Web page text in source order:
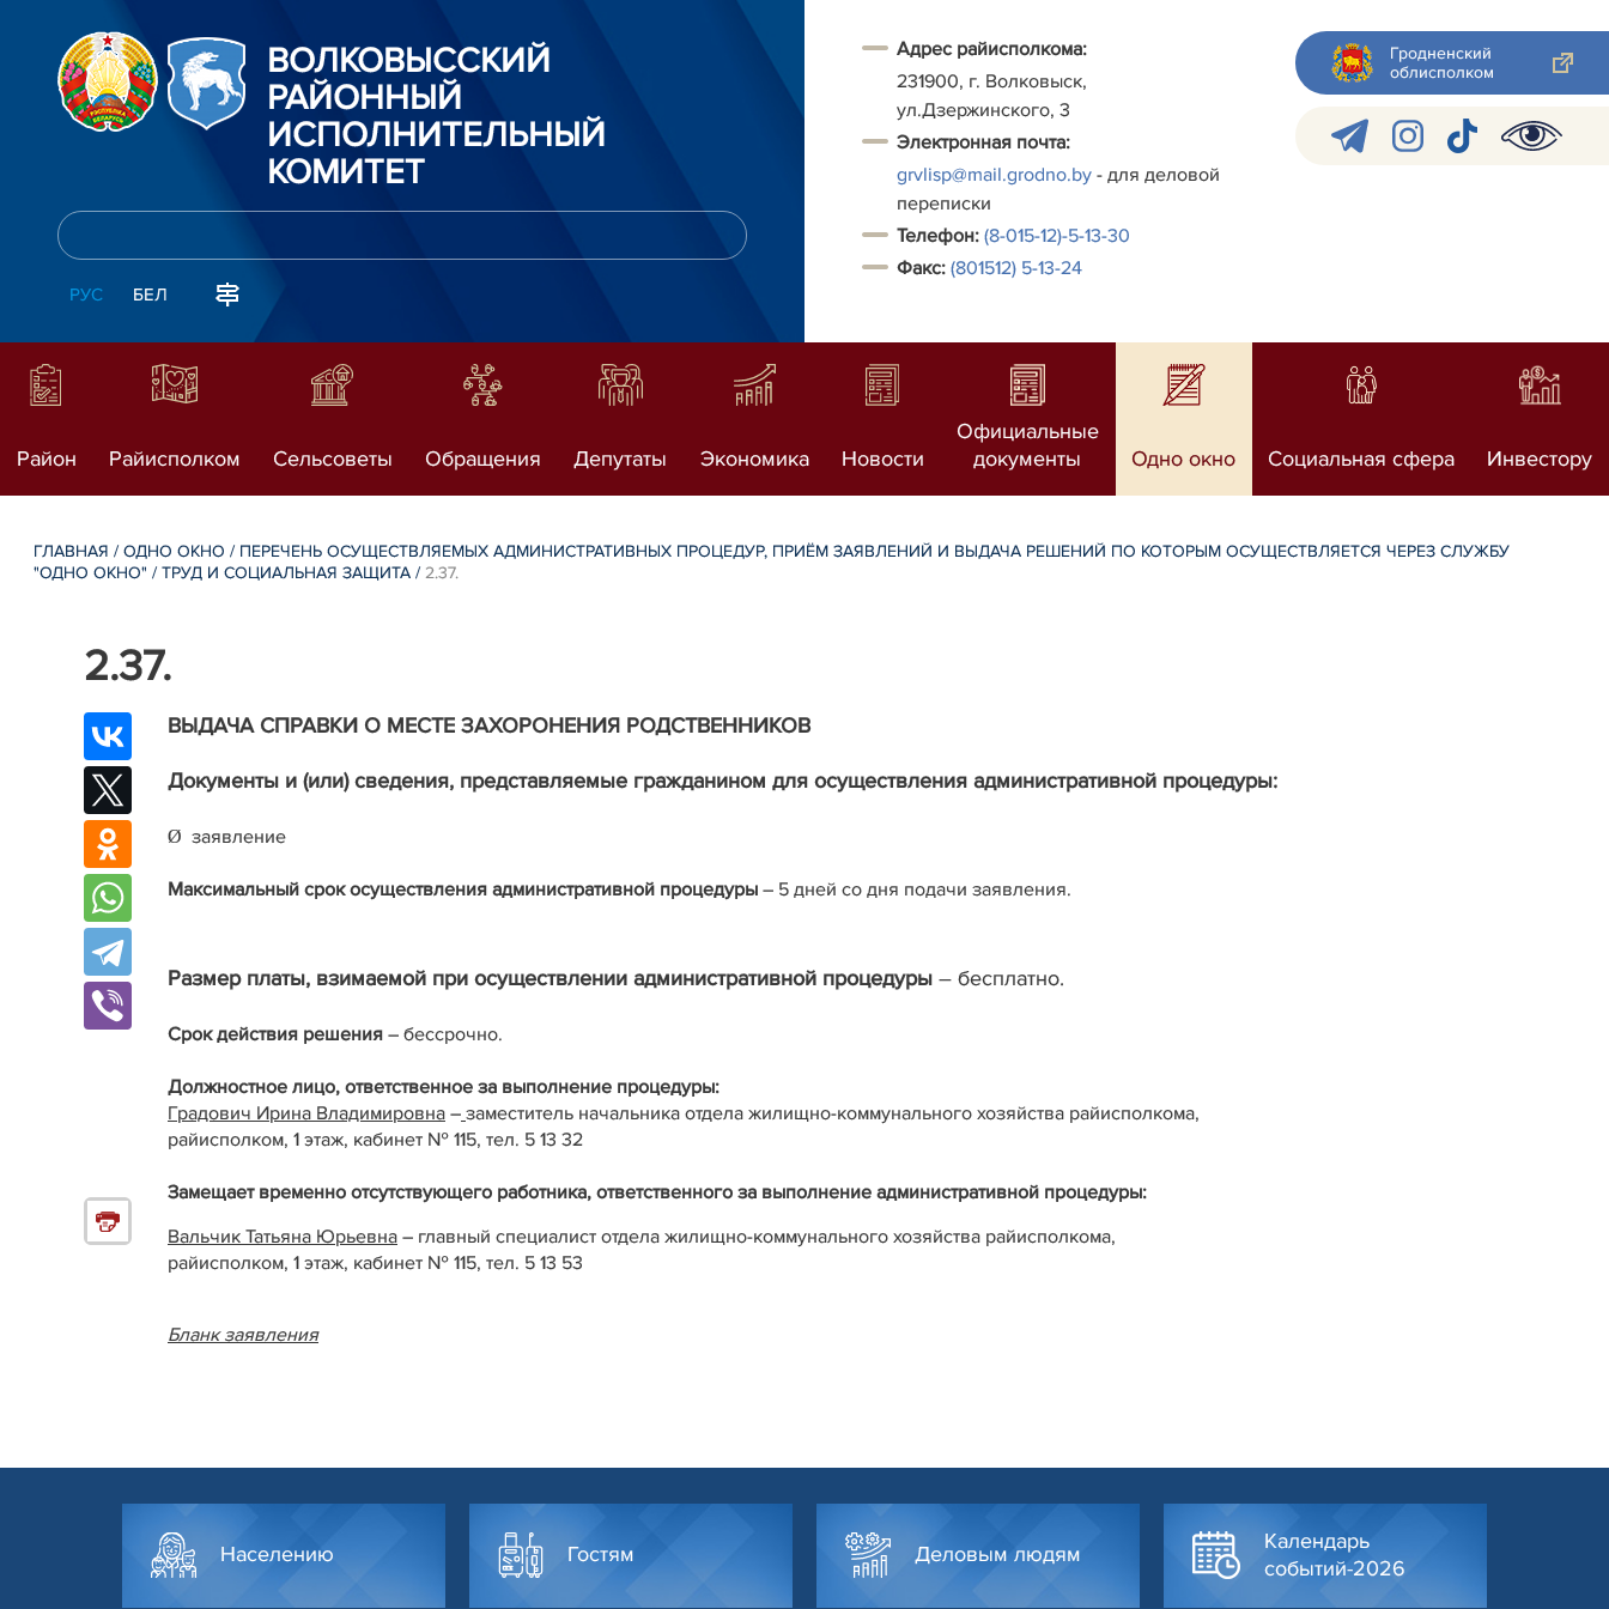
ВОЛКОВЫССКИЙ
РАЙОННЫЙ
ИСПОЛНИТЕЛЬНЫЙ
КОМИТЕТ
РУС БЕЛ
Адрес райисполкома:
231900, г. Волковыск,
ул.Дзержинского, 3
Электронная почта:
grvlisp@mail.grodno.by - для деловой
переписки
Телефон: (8-015-12)-5-13-30
Факс: (801512) 5-13-24
Гродненский
облисполком
Район Райисполком Сельсоветы Обращения Депутаты Экономика Новости
Официальные
документы
Одно окно Социальная сфера Инвестору
ГЛАВНАЯ /ОДНО ОКНО / ПЕРЕЧЕНЬ ОСУЩЕСТВЛЯЕМЫХ АДМИНИСТРАТИВНЫХ ПРОЦЕДУР, ПРИЁМ ЗАЯВЛЕНИЙ И ВЫДАЧА РЕШЕНИЙ ПО КОТОРЫМ ОСУЩЕСТВЛЯЕТСЯ ЧЕРЕЗ СЛУЖБУ
"ОДНО ОКНО" /ТРУД И СОЦИАЛЬНАЯ ЗАЩИТА /2.37.
2.37.
ВЫДАЧА СПРАВКИ О МЕСТЕ ЗАХОРОНЕНИЯ РОДСТВЕННИКОВ
Документы и (или) сведения, представляемые гражданином для осуществления административной процедуры:
Ø заявление
Максимальный срок осуществления административной процедуры – 5 дней со дня подачи заявления.
Размер платы, взимаемой при осуществлении административной процедуры – бесплатно.
Срок действия решения – бессрочно.
Должностное лицо, ответственное за выполнение процедуры:
Градович Ирина Владимировна – заместитель начальника отдела жилищно-коммунального хозяйства райисполкома,
райисполком, 1 этаж, кабинет № 115, тел. 5 13 32
Замещает временно отсутствующего работника, ответственного за выполнение административной процедуры:
Вальчик Татьяна Юрьевна – главный специалист отдела жилищно-коммунального хозяйства райисполкома,
райисполком, 1 этаж, кабинет № 115, тел. 5 13 53
Бланк заявления
Населению Гостям Деловым людям
Календарь
событий-2026